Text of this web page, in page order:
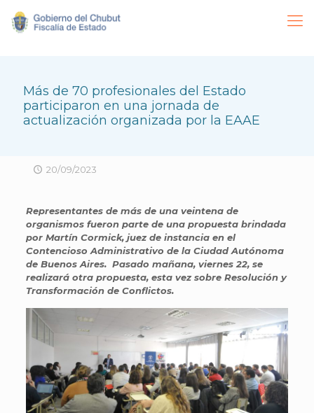
Más de 70 profesionales del Estado
participaron en una jornada de
actualización organizada por la EAAE
20/09/2023
Representantes de más de una veintena de
organismos fueron parte de una propuesta brindada
por Martín Cormick, juez de instancia en el
Contencioso Administrativo de la Ciudad Autónoma
de Buenos Aires. Pasado mañana, viernes 22, se
realizará otra propuesta, esta vez sobre Resolución y
Transformación de Conflictos.